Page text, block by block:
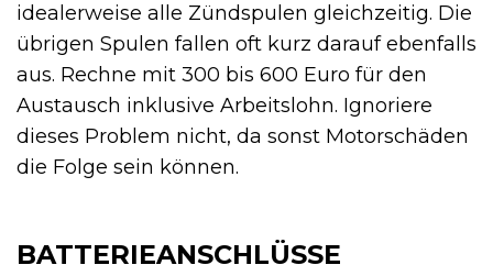
idealerweise alle Zündspulen gleichzeitig. Die
übrigen Spulen fallen oft kurz darauf ebenfalls
aus. Rechne mit 300 bis 600 Euro für den
Austausch inklusive Arbeitslohn. Ignoriere
dieses Problem nicht, da sonst Motorschäden
die Folge sein können.
BATTERIEANSCHLÜSSE